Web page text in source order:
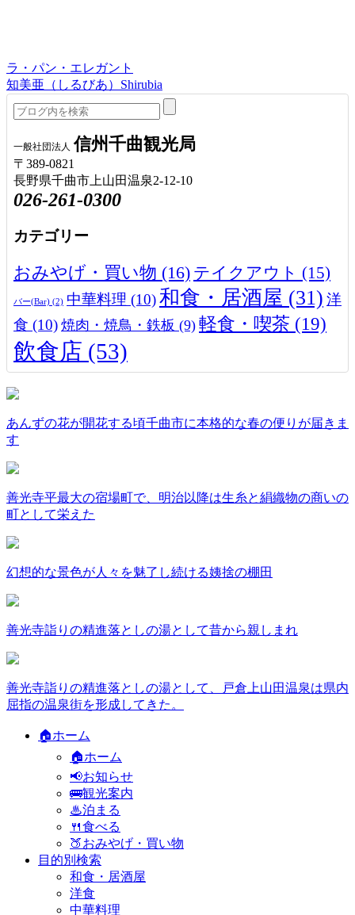
ラ・パン・エレガント
知美亜（しるびあ）Shirubia
一般社団法人 信州千曲観光局
〒389-0821
長野県千曲市上山田温泉2-12-10
026-261-0300
カテゴリー
おみやげ・買い物 (16) テイクアウト (15)
バー(Bar) (2) 中華料理 (10)和食・居酒屋 (31) 洋
食 (10) 焼肉・焼鳥・鉄板 (9) 軽食・喫茶 (19)
飲食店 (53)
あんずの花が開花する頃千曲市に本格的な春の便りが届きま
す
善光寺平最大の宿場町で、明治以降は生糸と絹織物の商いの
町として栄えた
幻想的な景色が人々を魅了し続ける姨捨の棚田
善光寺詣りの精進落としの湯として昔から親しまれ
善光寺詣りの精進落としの湯として、戸倉上山田温泉は県内
屈指の温泉街を形成してきた。
🏠ホーム
🏠ホーム
📢お知らせ
🚌観光案内
♨泊まる
🍴食べる
🍑おみやげ・買い物
目的別検索
和食・居酒屋
洋食
中華料理